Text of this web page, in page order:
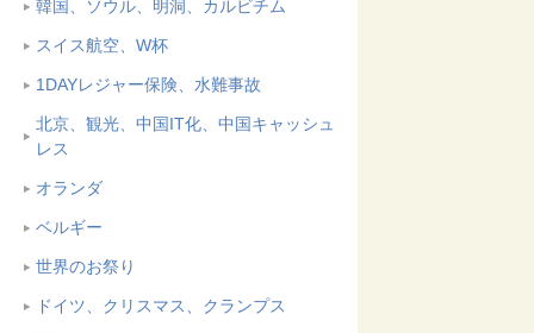
韓国、ソウル、明洞、カルビチム
スイス航空、W杯
1DAYレジャー保険、水難事故
北京、観光、中国IT化、中国キャッシュ
レス
オランダ
ベルギー
世界のお祭り
ドイツ、クリスマス、クランプス